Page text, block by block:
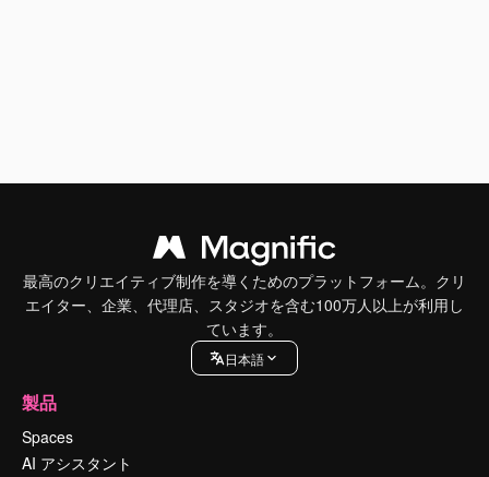
最高のクリエイティブ制作を導くためのプラットフォーム。クリ
エイター、企業、代理店、スタジオを含む100万人以上が利用し
ています。
日本語
製品
Spaces
AI アシスタント